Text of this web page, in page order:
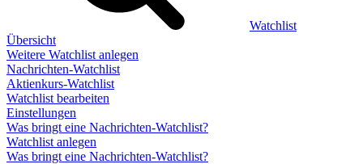
Watchlist
Übersicht
Weitere Watchlist anlegen
Nachrichten-Watchlist
Aktienkurs-Watchlist
Watchlist bearbeiten
Einstellungen
Was bringt eine Nachrichten-Watchlist?
Watchlist anlegen
Was bringt eine Nachrichten-Watchlist?